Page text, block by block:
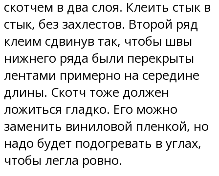
скотчем в два слоя. Клеить стык в
стык, без захлестов. Второй ряд
клеим сдвинув так, чтобы швы
нижнего ряда были перекрыты
лентами примерно на середине
длины. Скотч тоже должен
ложиться гладко. Его можно
заменить виниловой пленкой, но
надо будет подогревать в углах,
чтобы легла ровно.